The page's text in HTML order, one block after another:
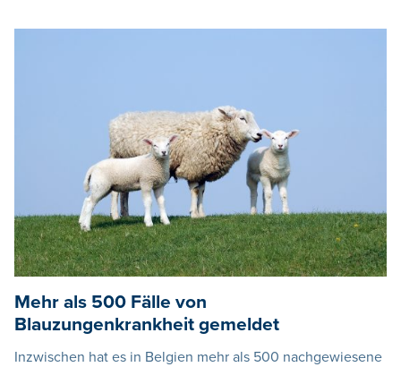
Mehr als 500 Fälle von
Blauzungenkrankheit gemeldet
Inzwischen hat es in Belgien mehr als 500 nachgewiesene